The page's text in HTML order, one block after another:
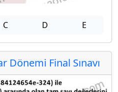
C D E
Dönemi Final Sınavı